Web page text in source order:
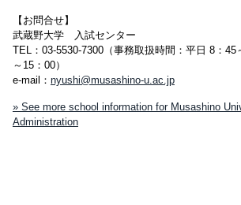
【お問合せ】
武蔵野大学 入試センター
TEL：03-5530-7300（事務取扱時間：平日 8：
～15：00）
e-mail： nyushi@musashino-u.ac.jp
» See more school information for Musashino
Administration